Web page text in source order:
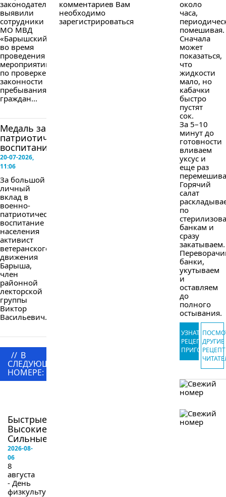
законодательства
выявили
сотрудники
МО МВД
«Барышский»
во время
проведения
мероприятий
по проверке
законности
пребывания
граждан...
Медаль за
патриотическое
воспитание
20-07-2026,
11:06
За большой
личный
вклад в
военно-
патриотическое
воспитание
населения
активист
ветеранского
движения
Барыша,
член
районной
лекторской
группы
Виктор
Васильевич...
// В
СЛЕДУЮЩЕМ
НОМЕРЕ:
Быстрые!
Высокие!
Сильные!...
2026-08-
06
8
августа
- День
физкультурника.
комментариев Вам
необходимо
зарегистрироваться
около
часа,
помешивая.
Сначала
может
показаться,
что
жидкости
мало, но
кабачки
быстро
пустят
сок.
За 5–10
минут до
готовности
вливаем
уксус и
еще раз
Горячий
салат
по
банкам и
сразу
закатываем.
банки,
укутываем
и
оставляем
до
полного
остывания.
УЗНАТЬ
РЕЦЕПТДРУГИЕ